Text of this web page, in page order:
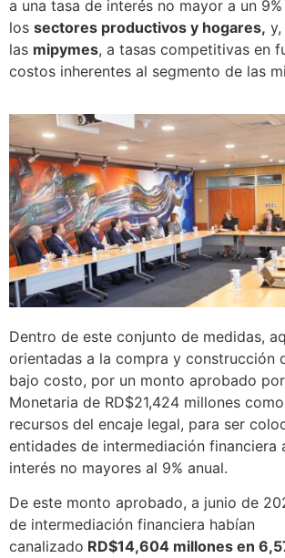
a una tasa de interés no mayor a un
los sectores productivos y hogares,
las mipymes, a tasas competitivas en
costos inherentes al segmento de las
Dentro de este conjunto de medidas,
orientadas a la compra y construcción
bajo costo, por un monto aprobado
Monetaria de RD$21,424 millones
recursos del encaje legal, para ser
entidades de intermediación financiera
interés no mayores al 9% anual.
De este monto aprobado, a junio de
de intermediación financiera habían
canalizado RD$14,604 millones en